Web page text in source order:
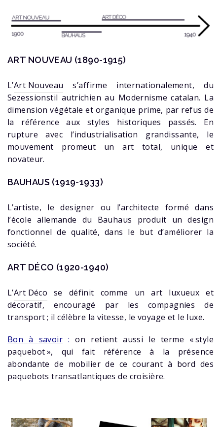
ART NOUVEAU (1890-1915)
L’Art Nouveau s’affirme internationalement, du
Sezessionstil autrichien au Modernisme catalan. La
dimension végétale et organique prime, par refus de
la référence aux styles historiques passés. En
rupture avec l’industrialisation grandissante, le
mouvement promeut un art total, unique et
novateur.
BAUHAUS (1919-1933)
L’artiste, le designer ou l’architecte formé dans
l’école allemande du Bauhaus produit un design
fonctionnel de qualité, dans le but d’améliorer la
société.
ART DÉCO (1920-1940)
L’Art Déco se définit comme un art luxueux et
décoratif, encouragé par les compagnies de
transport ; il célèbre la vitesse, le voyage et le luxe.
Bon à savoir : on retient aussi le terme « style
paquebot », qui fait référence à la présence
abondante de mobilier de ce courant à bord des
paquebots transatlantiques de croisière.